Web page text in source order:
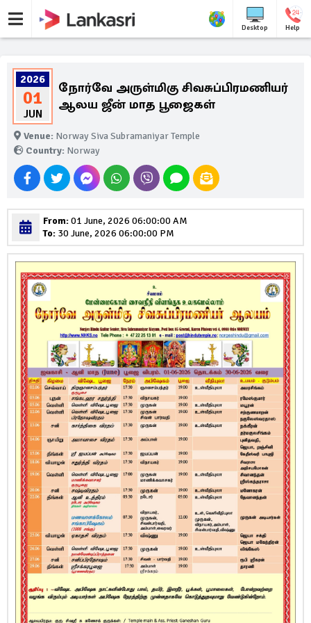
Desktop Help
2026
01
JUN
நோர்வே அருள்மிகு சிவசுப்பிரமணியர்
ஆலய ஜீன் மாத பூஜைகள்
Venue: Norway Siva Subramaniyar Temple
Country: Norway
From:01 June, 2026 06:00:00 AM
To: 30 June, 2026 06:00:00 PM